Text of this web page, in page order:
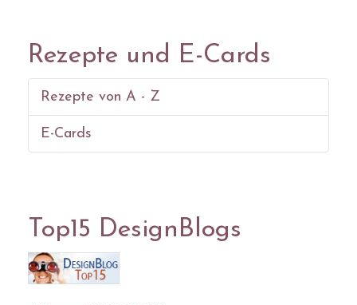
Rezepte und E-Cards
Rezepte von A - Z
E-Cards
Top15 DesignBlogs